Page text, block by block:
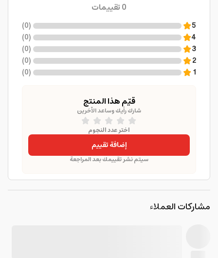
0تقييمات
5
(
0
)
4
(
0
)
3
(
0
)
2
(
0
)
1
(
0
)
قيّم هذا المنتج
شارك رأيك وساعد الآخرين
اختر عدد النجوم
إضافة تقييم
سيتم نشر تقييمك بعد المراجعة
مشاركات العملاء